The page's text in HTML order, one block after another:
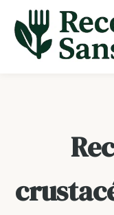
contenu